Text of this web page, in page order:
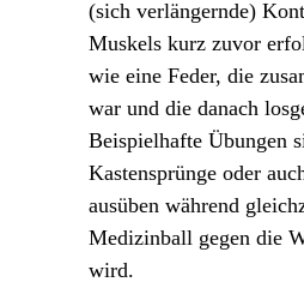
(sich verlängernde)
Muskels kurz zuvor
wie eine Feder, die
war und die danach
Beispielhafte Übungen
Kastensprünge oder
ausüben während
Medizinball gegen die
wird.